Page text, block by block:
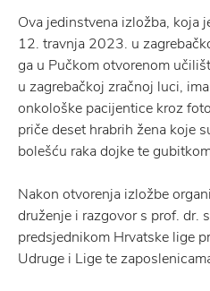
Ova jedinstvena izložba, koja
12. travnja 2023. u
ga u Pučkom otvorenom
u zagrebačkoj zračnoj luci,
onkološke pacijentice kroz
priče deset hrabrih žena koje
bolešću raka dojke te
Nakon otvorenja izložbe
druženje i razgovor s prof. dr.
predsjednikom Hrvatske lige
Udruge i Lige te